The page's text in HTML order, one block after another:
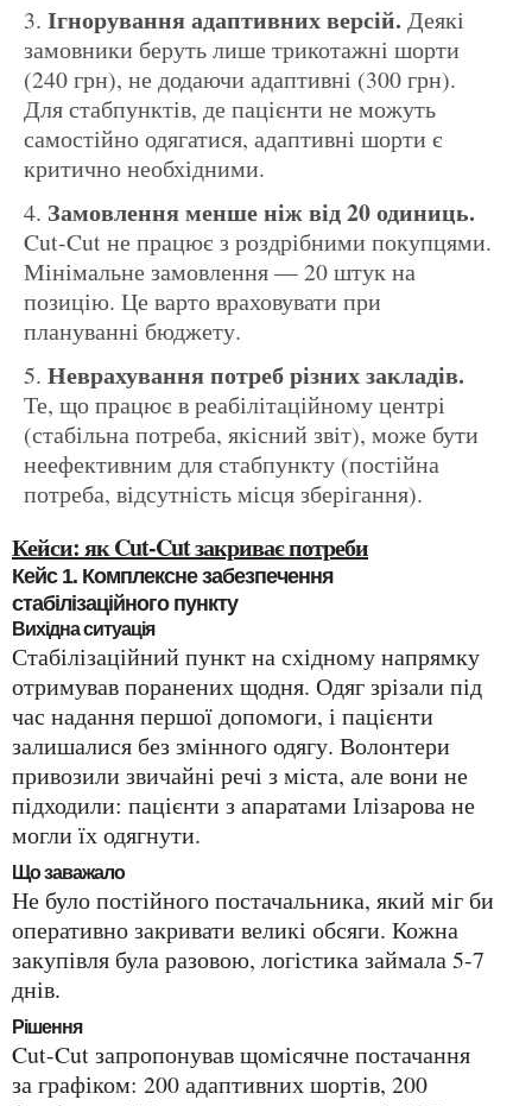
Ігнорування адаптивних версій. Деякі
замовники беруть лише трикотажні шорти
(240 грн), не додаючи адаптивні (300 грн).
Для стабпунктів, де пацієнти не можуть
самостійно одягатися, адаптивні шорти є
критично необхідними.
Замовлення менше ніж від 20 одиниць.
Cut-Cut не працює з роздрібними покупцями.
Мінімальне замовлення — 20 штук на
позицію. Це варто враховувати при
плануванні бюджету.
Неврахування потреб різних закладів.
Те, що працює в реабілітаційному центрі
(стабільна потреба, якісний звіт), може бути
неефективним для стабпункту (постійна
потреба, відсутність місця зберігання).
Кейси: як Cut-Cut закриває потреби
Кейс 1. Комплексне забезпечення
стабілізаційного пункту
Вихідна ситуація
Стабілізаційний пункт на східному напрямку
отримував поранених щодня. Одяг зрізали під
час надання першої допомоги, і пацієнти
залишалися без змінного одягу. Волонтери
привозили звичайні речі з міста, але вони не
підходили: пацієнти з апаратами Ілізарова не
могли їх одягнути.
Що заважало
Не було постійного постачальника, який міг би
оперативно закривати великі обсяги. Кожна
закупівля була разовою, логістика займала 5-7
днів.
Рішення
Cut-Cut запропонував щомісячне постачання
за графіком: 200 адаптивних шортів, 200